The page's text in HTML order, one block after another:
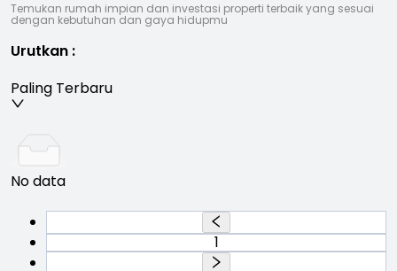
Temukan rumah impian dan investasi properti terbaik yang sesuai
dengan kebutuhan dan gaya hidupmu
Urutkan :
Paling Terbaru
No data
1